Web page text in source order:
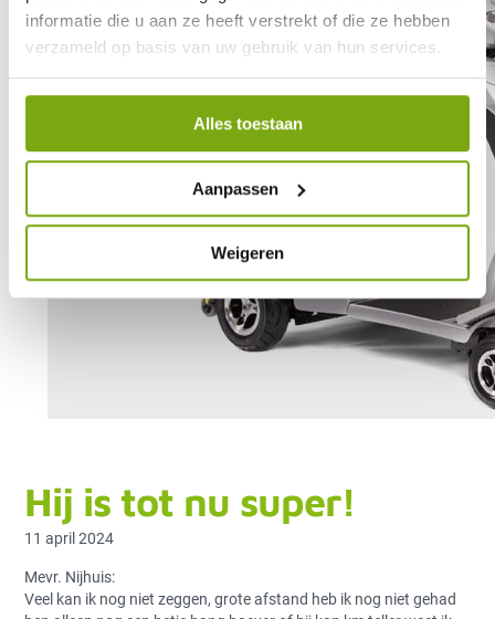
informatie die u aan ze heeft verstrekt of die ze hebben
verzameld op basis van uw gebruik van hun services.
Alles toestaan
Aanpassen
Weigeren
Hij is tot nu super!
11 april 2024
Mevr. Nijhuis:
Veel kan ik nog niet zeggen, grote afstand heb ik nog niet gehad